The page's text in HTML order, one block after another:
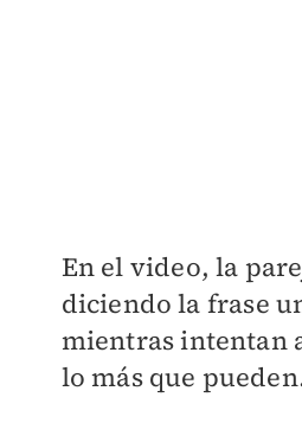
En el video, la
diciendo la frase
mientras intentan
lo más que